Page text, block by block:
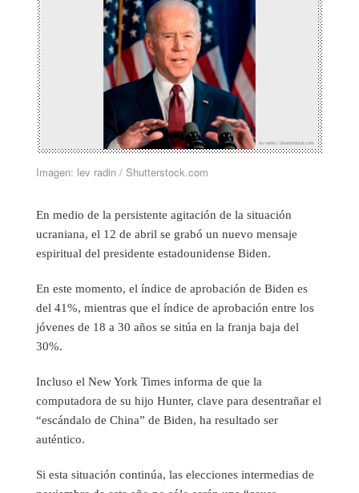
Imagen: lev radin / Shutterstock.com
En medio de la persistente agitación de la situación
ucraniana, el 12 de abril se grabó un nuevo mensaje
espiritual del presidente estadounidense Biden.
En este momento, el índice de aprobación de Biden es
del 41%, mientras que el índice de aprobación entre los
jóvenes de 18 a 30 años se sitúa en la franja baja del
30%.
Incluso el New York Times informa de que la
computadora de su hijo Hunter, clave para desentrañar el
“escándalo de China” de Biden, ha resultado ser
auténtico.
Si esta situación continúa, las elecciones intermedias de